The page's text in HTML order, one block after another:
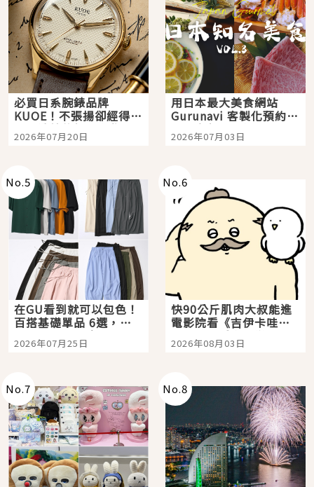
必買日系腕錶品牌
KUOE！不張揚卻經得起
時間洗鍊的經典之作五
選
2026年07月20日
用日本最大美食網站
Gurunavi 客製化預約九
大都市餐廳，打造專屬
美食體驗！
2026年07月03日
No.5
在GU看到就可以包色！
百搭基礎單品 6選，閉
眼全收也不心疼
2026年07月25日
No.6
快90公斤肌肉大叔能進
電影院看《吉伊卡哇》
嗎？日本重金屬樂團
「打首」會長與nagano
2026年08月03日
No.7 No.8